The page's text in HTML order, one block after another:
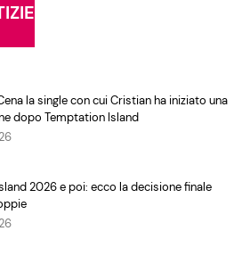
la single con cui Cristian ha iniziato una
dopo Temptation Island
2026 e poi: ecco la decisione finale